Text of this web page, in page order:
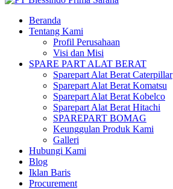
Beranda
Tentang Kami
Profil Perusahaan
Visi dan Misi
SPARE PART ALAT BERAT
Sparepart Alat Berat Caterpillar
Sparepart Alat Berat Komatsu
Sparepart Alat Berat Kobelco
Sparepart Alat Berat Hitachi
SPAREPART BOMAG
Keunggulan Produk Kami
Galleri
Hubungi Kami
Blog
Iklan Baris
Procurement